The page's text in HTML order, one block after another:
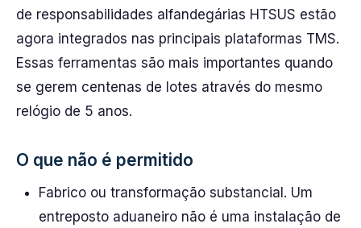
de responsabilidades alfandegárias HTSUS estão
agora integrados nas principais plataformas TMS.
Essas ferramentas são mais importantes quando
se gerem centenas de lotes através do mesmo
relógio de 5 anos.
O que não é permitido
Fabrico ou transformação substancial. Um
entreposto aduaneiro não é uma instalação de